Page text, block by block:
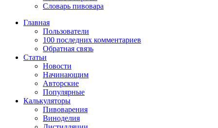
Словарь пивовара
Главная
Пользователи
100 последних комментариев
Обратная связь
Статьи
Новости
Начинающим
Авторские
Популярные
Калькуляторы
Пивоварения
Виноделия